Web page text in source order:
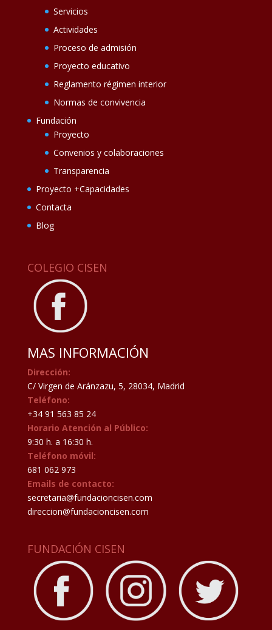
Servicios
Actividades
Proceso de admisión
Proyecto educativo
Reglamento régimen interior
Normas de convivencia
Fundación
Proyecto
Convenios y colaboraciones
Transparencia
Proyecto +Capacidades
Contacta
Blog
COLEGIO CISEN
MAS INFORMACIÓN
Dirección:
C/ Virgen de Aránzazu, 5, 28034, Madrid
Teléfono:
+34 91 563 85 24
Horario Atención al Público:
9:30 h. a 16:30 h.
Teléfono móvil:
681 062 973
Emails de contacto:
secretaria@fundacioncisen.com
direccion@fundacioncisen.com
FUNDACIÓN CISEN